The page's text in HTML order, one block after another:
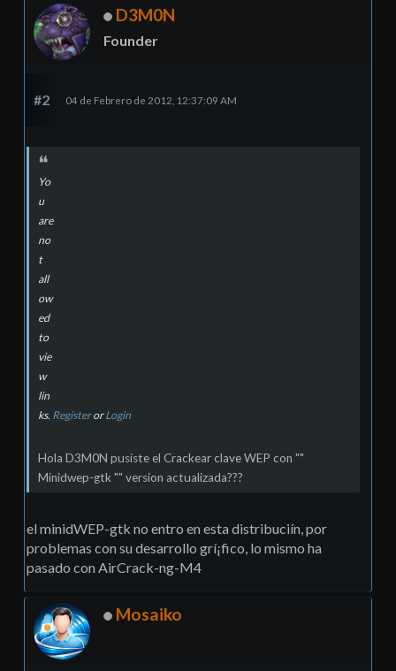
D3M0N
Founder
#2 04 de Febrero de 2012, 12:37:09 AM
Yo
u
are
no
t
all
ow
ed
to
vie
w
lin
ks. RegisterorLogin
Hola D3M0N pusiste el Crackear clave WEP con ""
Minidwep-gtk "" version actualizada???
el minidWEP-gtk no entro en esta distribuciín, por
problemas con su desarrollo grí¡fico, lo mismo ha
pasado con AirCrack-ng-M4
Mosaiko